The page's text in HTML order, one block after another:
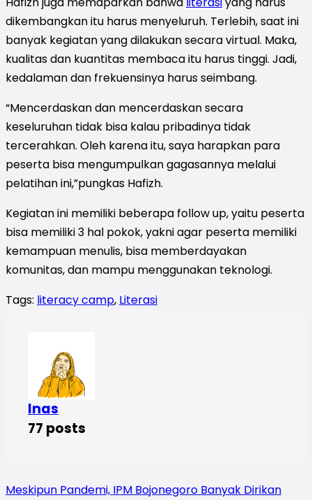
dikembangkan itu harus menyeluruh. Terlebih, saat ini
banyak kegiatan yang dilakukan secara virtual. Maka,
kualitas dan kuantitas membaca itu harus tinggi. Jadi,
kedalaman dan frekuensinya harus seimbang.
“Mencerdaskan dan mencerdaskan secara
keseluruhan tidak bisa kalau pribadinya tidak
tercerahkan. Oleh karena itu, saya harapkan para
peserta bisa mengumpulkan gagasannya melalui
pelatihan ini,”pungkas Hafizh.
Kegiatan ini memiliki beberapa follow up, yaitu peserta
bisa memiliki 3 hal pokok, yakni agar peserta memiliki
kemampuan menulis, bisa memberdayakan
komunitas, dan mampu menggunakan teknologi.
Tags: literacy camp, Literasi
Inas
77 posts
Meskipun Pandemi, IPM Bojonegoro Banyak Dirikan